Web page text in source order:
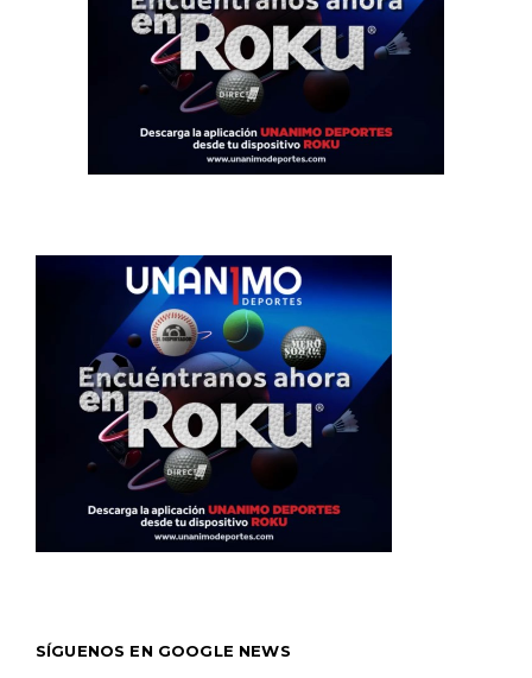
SÍGUENOS EN GOOGLE NEWS